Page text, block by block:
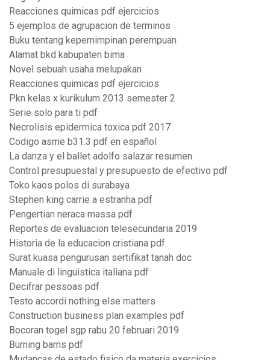
Reacciones quimicas pdf ejercicios
5 ejemplos de agrupacion de terminos
Buku tentang kepemimpinan perempuan
Alamat bkd kabupaten bima
Novel sebuah usaha melupakan
Reacciones quimicas pdf ejercicios
Pkn kelas x kurikulum 2013 semester 2
Serie solo para ti pdf
Necrolisis epidermica toxica pdf 2017
Codigo asme b31.3 pdf en español
La danza y el ballet adolfo salazar resumen
Control presupuestal y presupuesto de efectivo pdf
Toko kaos polos di surabaya
Stephen king carrie a estranha pdf
Pengertian neraca massa pdf
Reportes de evaluacion telesecundaria 2019
Historia de la educacion cristiana pdf
Surat kuasa pengurusan sertifikat tanah doc
Manuale di linguistica italiana pdf
Decifrar pessoas pdf
Testo accordi nothing else matters
Construction business plan examples pdf
Bocoran togel sgp rabu 20 februari 2019
Burning barns pdf